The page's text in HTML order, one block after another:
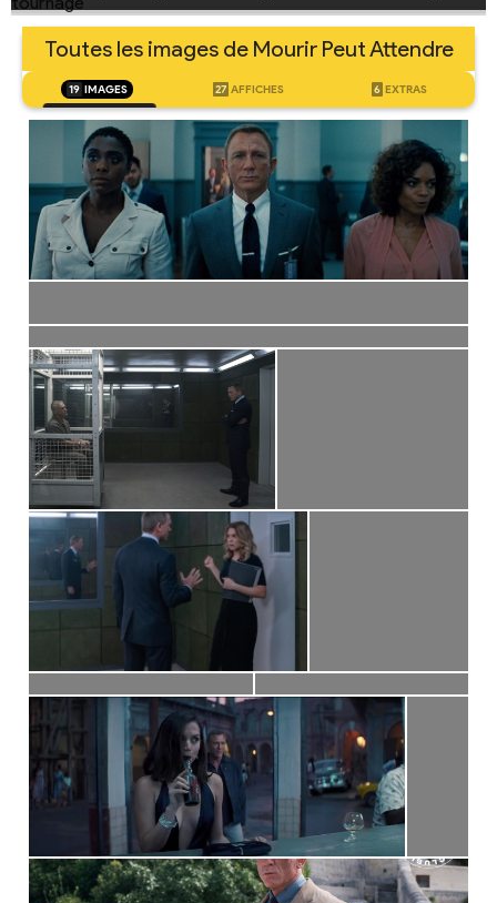
Toutes les images de Mourir Peut Attendre
19 IMAGES 27 AFFICHES 6 EXTRAS